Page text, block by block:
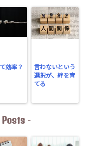
効率？
言わないという
選択が、絆を育
てる
Posts -